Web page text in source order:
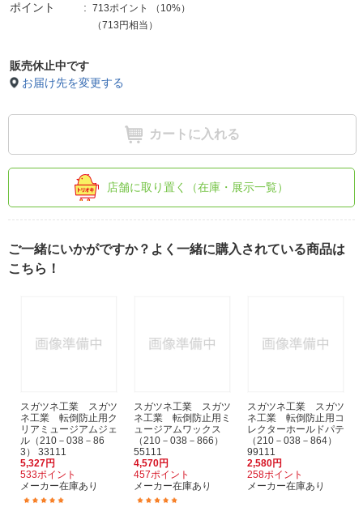
ポイント 713ポイント （ 10%）
（713円相当）
販売休止中です
お届け先を変更する
カートに入れる
店舗に取り置く（在庫・展示一覧）
ご一緒にいかがですか？よく一緒に購入されている商品は
こちら！
スガツネ工業 スガツ
ネ工業 転倒防止用ク
リアミュージアムジェ
ル（210－038－86
3） 33111
5,327円
533ポイント
メーカー在庫あり
スガツネ工業 スガツ
ネ工業 転倒防止用ミ
ュージアムワックス
（210－038－866）
55111
4,570円
457ポイント
メーカー在庫あり
スガツネ工業 スガツ
ネ工業 転倒防止用コ
レクターホールドパテ
（210－038－864）
99111
2,580円
258ポイント
メーカー在庫あり